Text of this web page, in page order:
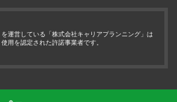
を運営している「株式会社キャリアプランニング」は
用を認定された許諾事業者です。